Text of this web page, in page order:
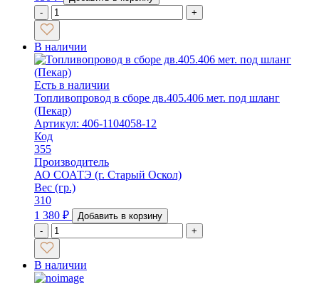
-
+
В наличии
Есть в наличии
Топливопровод в сборе дв.405.406 мет. под шланг
(Пекар)
Артикул: 406-1104058-12
Код
355
Производитель
АО СОАТЭ (г. Старый Оскол)
Вес (гр.)
310
1 380 ₽
Добавить в корзину
-
+
В наличии